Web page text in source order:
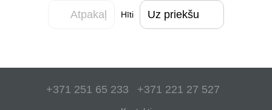
Atpakaļ Hīti Uz priekšu
+371 251 65 233 +371 221 27 527